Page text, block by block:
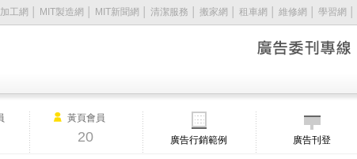
加工網 MIT製造網 MIT新聞網 清潔服務 搬家網 租車網 維修網 學習網
黃頁會員
20 廣告行銷範例 廣告刊登